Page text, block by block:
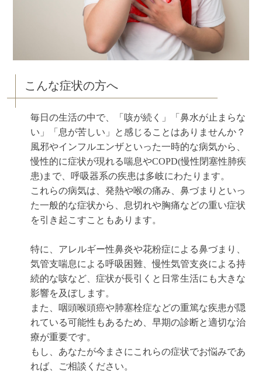
こんな症状の方へ
毎日の生活の中で、「咳が続く」「鼻水が止まらな
い」「息が苦しい」と感じることはありませんか？
風邪やインフルエンザといった一時的な病気から、
慢性的に症状が現れる喘息やCOPD(慢性閉塞性肺疾
患)まで、呼吸器系の疾患は多岐にわたります。
これらの病気は、発熱や喉の痛み、鼻づまりといっ
た一般的な症状から、息切れや胸痛などの重い症状
を引き起こすこともあります。
特に、アレルギー性鼻炎や花粉症による鼻づまり、
気管支喘息による呼吸困難、慢性気管支炎による持
続的な咳など、症状が長引くと日常生活にも大きな
影響を及ぼします。
また、咽頭喉頭癌や肺塞栓症などの重篤な疾患が隠
れている可能性もあるため、早期の診断と適切な治
療が重要です。
もし、あなたが今まさにこれらの症状でお悩みであ
れば、ご相談ください。